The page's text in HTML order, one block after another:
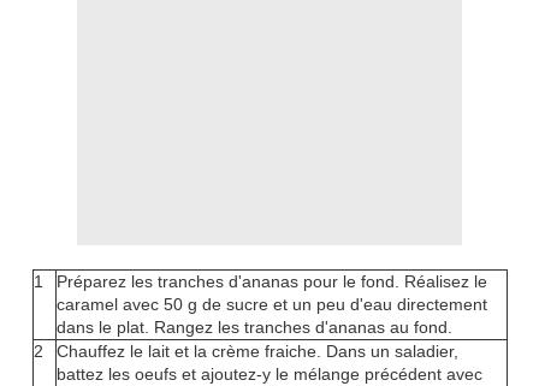
1
Préparez les tranches d'ananas pour le fond. Réalisez le
caramel avec 50 g de sucre et un peu d'eau directement
dans le plat. Rangez les tranches d'ananas au fond.
2
Chauffez le lait et la crème fraiche. Dans un saladier,
battez les oeufs et ajoutez-y le mélange précédent avec